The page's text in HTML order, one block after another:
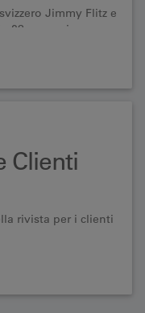
Jimmy Flitz e
28 canzoni
al cipresso.
Clienti
rivista per i clienti